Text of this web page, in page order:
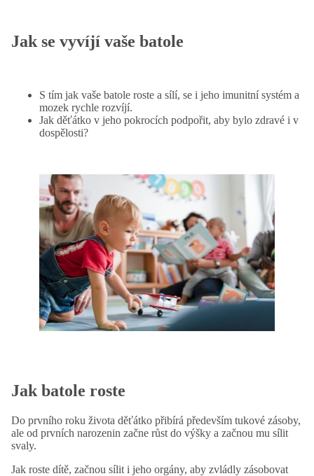
Jak se vyvíjí vaše batole
S tím jak vaše batole roste a sílí, se i jeho imunitní systém a
mozek rychle rozvíjí.
Jak děťátko v jeho pokrocích podpořit, aby bylo zdravé i v
dospělosti?
Jak batole roste
Do prvního roku života děťátko přibírá především tukové zásoby,
ale od prvních narozenin začne růst do výšky a začnou mu sílit
svaly.
Jak roste dítě, začnou sílit i jeho orgány, aby zvládly zásobovat